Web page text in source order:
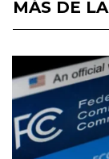
MÁS DE